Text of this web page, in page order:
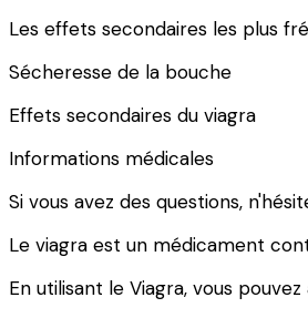
Les effets secondaires les plus
Sécheresse de la bouche
Effets secondaires du viagra
Informations médicales
Si vous avez des questions,
Le viagra est un médicament
En utilisant le Viagra, vous